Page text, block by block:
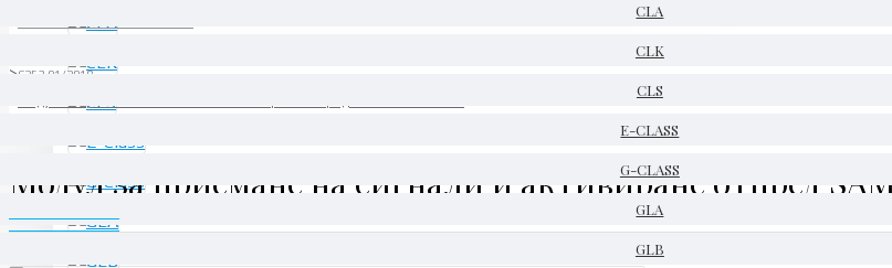
CLA
CLK
CLS
E-CLASS
G-CLASS
GLA
GLB
C253 01/2018 -
Модул за приемане на сигнали и активиране отпред